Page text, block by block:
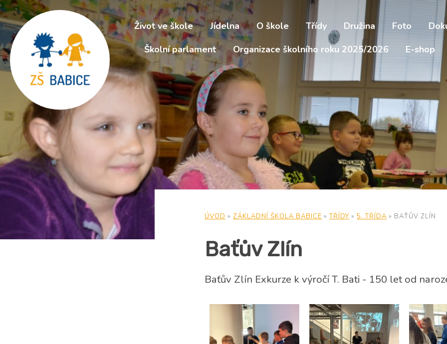
Život ve škole Jídelna O škole Třídy Družina Foto
Školní parlament
Organizace školního roku 2025/2026 E-shop
ÚVOD » ZÁKLADNÍ ŠKOLA BABICE » TŘÍDY » 5. TŘÍDA » BAŤŮV ZLÍN
Baťův Zlín
Baťův Zlín Exkurze k výročí T. Bati - 150 let od